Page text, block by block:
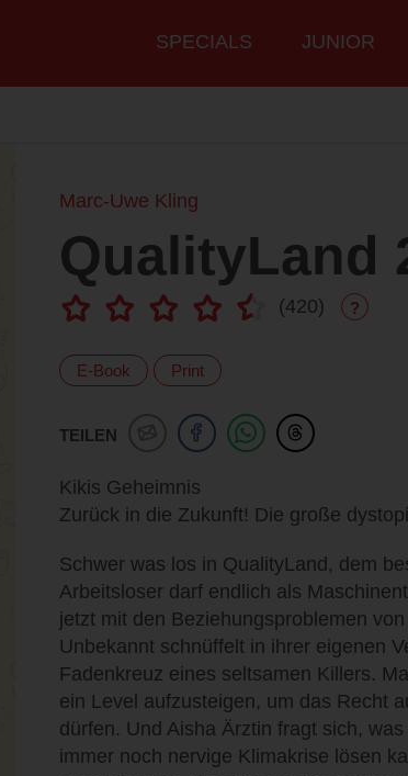
Hauptmenü
SPECIALS JUNIOR
Marc-Uwe Kling
QualityLand
(420) ?
E-Book Print
TEILEN
Kikis Geheimnis
Zurück in die Zukunft! Die große
Schwer was los in QualityLand, dem
Arbeitsloser darf endlich als
jetzt mit den Beziehungsproblemen
Unbekannt schnüffelt in ihrer eigenen
Fadenkreuz eines seltsamen Killers.
ein Level aufzusteigen, um das Recht
dürfen. Und Aisha Ärztin fragt sich,
immer noch nervige Klimakrise lösen